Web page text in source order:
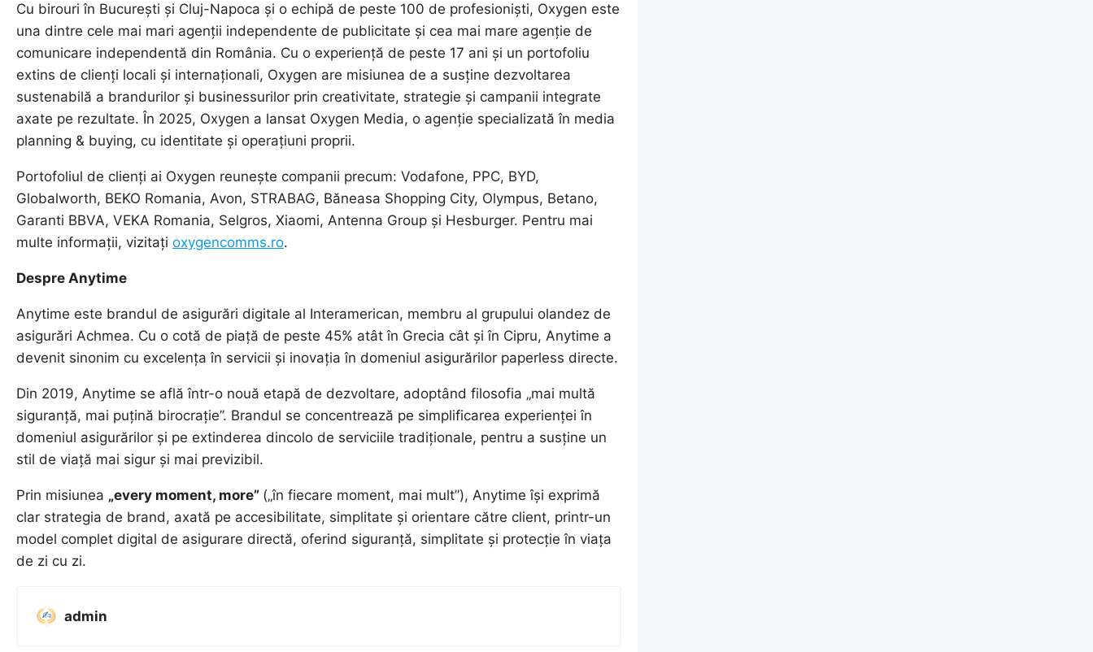
Cu birouri în București și Cluj-Napoca și o echipă de peste 100 de profesioniști, Oxygen este
una dintre cele mai mari agenții independente de publicitate și cea mai mare agenție de
comunicare independentă din România. Cu o experiență de peste 17 ani și un portofoliu
extins de clienți locali și internaționali, Oxygen are misiunea de a susține dezvoltarea
sustenabilă a brandurilor și businessurilor prin creativitate, strategie și campanii integrate
axate pe rezultate. În 2025, Oxygen a lansat Oxygen Media, o agenție specializată în media
planning & buying, cu identitate și operațiuni proprii.
Portofoliul de clienți ai Oxygen reunește companii precum: Vodafone, PPC, BYD,
Globalworth, BEKO Romania, Avon, STRABAG, Băneasa Shopping City, Olympus, Betano,
Garanti BBVA, VEKA Romania, Selgros, Xiaomi, Antenna Group și Hesburger. Pentru mai
multe informații, vizitați oxygencomms.ro.
Despre Anytime
Anytime este brandul de asigurări digitale al Interamerican, membru al grupului olandez de
asigurări Achmea. Cu o cotă de piață de peste 45% atât în Grecia cât și în Cipru, Anytime a
devenit sinonim cu excelența în servicii și inovația în domeniul asigurărilor paperless directe.
Din 2019, Anytime se află într-o nouă etapă de dezvoltare, adoptând filosofia „mai multă
siguranță, mai puțină birocrație”. Brandul se concentrează pe simplificarea experienței în
domeniul asigurărilor și pe extinderea dincolo de serviciile tradiționale, pentru a susține un
stil de viață mai sigur și mai previzibil.
Prin misiunea „every moment, more” („în fiecare moment, mai mult”), Anytime își exprimă
clar strategia de brand, axată pe accesibilitate, simplitate și orientare către client, printr-un
model complet digital de asigurare directă, oferind siguranță, simplitate și protecție în viața
de zi cu zi.
admin